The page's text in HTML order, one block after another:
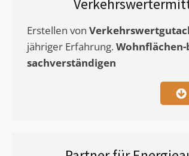
Erstellen von
jähriger Erfahrung.
sachverständigen